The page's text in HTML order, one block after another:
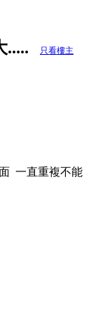
..... 只看樓主
一直重複不能